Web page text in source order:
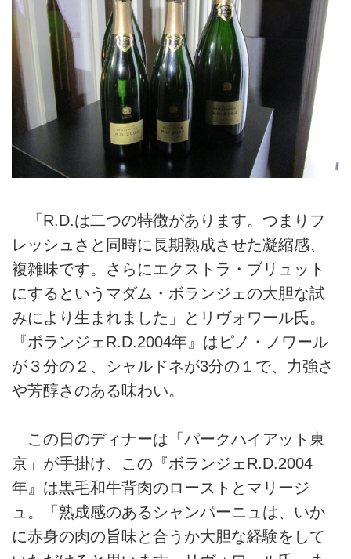
「R.D.は二つの特徴があります。つまりフ
レッシュさと同時に長期熟成させた凝縮感、
複雑味です。さらにエクストラ・ブリュット
にするというマダム・ボランジェの大胆な試
みにより生まれました」とリヴォワール氏。
『ボランジェR.D.2004年』はピノ・ノワール
が３分の２、シャルドネが3分の１で、力強さ
や芳醇さのある味わい。
この日のディナーは「パークハイアット東
京」が手掛け、この『ボランジェR.D.2004
年』は黒毛和牛背肉のローストとマリージ
ュ。「熟成感のあるシャンパーニュは、いか
に赤身の肉の旨味と合うか大胆な経験をして